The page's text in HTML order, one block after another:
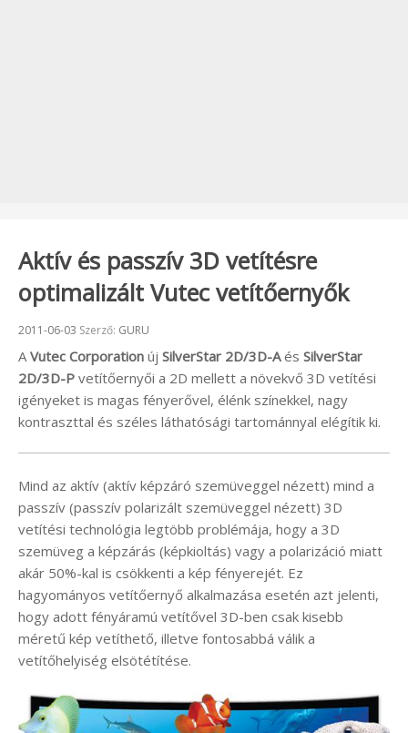
Aktív és passzív 3D vetítésre
optimalizált Vutec vetítőernyők
Beküldve:
2011-06-03 Szerző: GURU
A Vutec Corporation új SilverStar 2D/3D-Aés SilverStar
2D/3D-P vetítőernyői a 2D mellett a növekvő 3D vetítési
igényeket is magas fényerővel, élénk színekkel, nagy
kontraszttal és széles láthatósági tartománnyal elégítik ki.
Mind az aktív (aktív képzáró szemüveggel nézett) mind a
passzív (passzív polarizált szemüveggel nézett) 3D
vetítési technológia legtöbb problémája, hogy a 3D
szemüveg a képzárás (képkioltás) vagy a polarizáció miatt
akár 50%-kal is csökkenti a kép fényerejét. Ez
hagyományos vetítőernyő alkalmazása esetén azt jelenti,
hogy adott fényáramú vetítővel 3D-ben csak kisebb
méretű kép vetíthető, illetve fontosabbá válik a
vetítőhelyiség elsötétítése.